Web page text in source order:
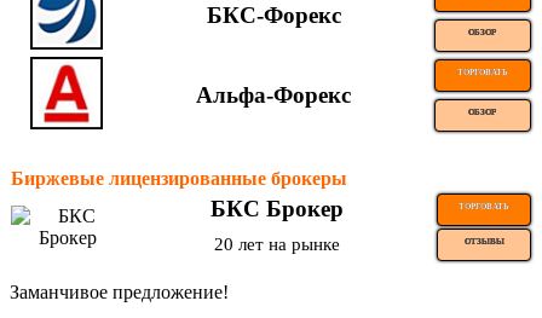
БКС-Форекс
ОБЗОР
Альфа-Форекс
ТОРГОВАТЬ
ОБЗОР
Биржевые лицензированные брокеры
БКС Брокер ТОРГОВАТЬ
20 лет на рынке ОТЗЫВЫ
Заманчивое предложение!